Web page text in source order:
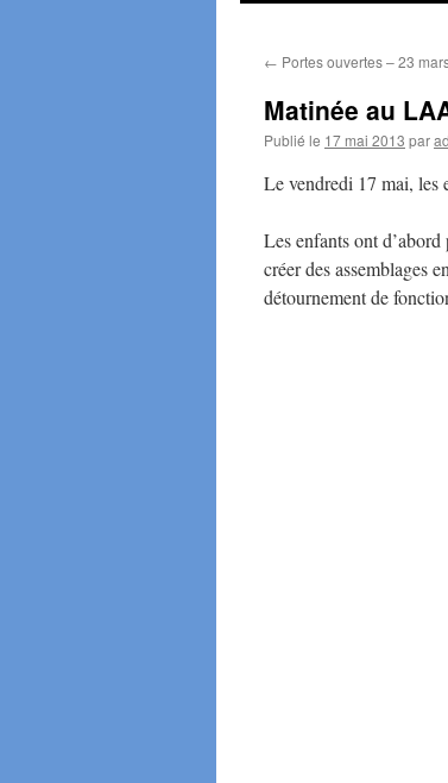
← Portes ouvertes – 23
Matinée au
Publié le 17 mai 2013 par
Le vendredi 17 mai, les
Les enfants ont
créer des assemblages
détournement de